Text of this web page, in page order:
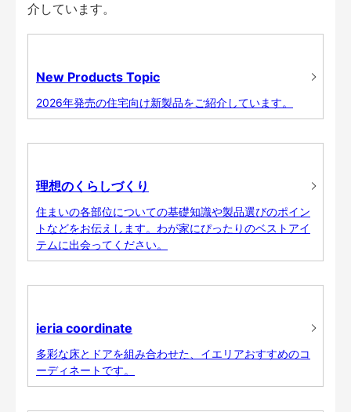
介しています。
New Products Topic
2026年発売の住宅向け新製品をご紹介しています。
理想のくらしづくり
住まいの各部位についての基礎知識や製品選びのポイン
トなどをお伝えします。わが家にぴったりのベストアイ
テムに出会ってください。
ieria coordinate
多彩な床とドアを組み合わせた、イエリアおすすめのコ
ーディネートです。